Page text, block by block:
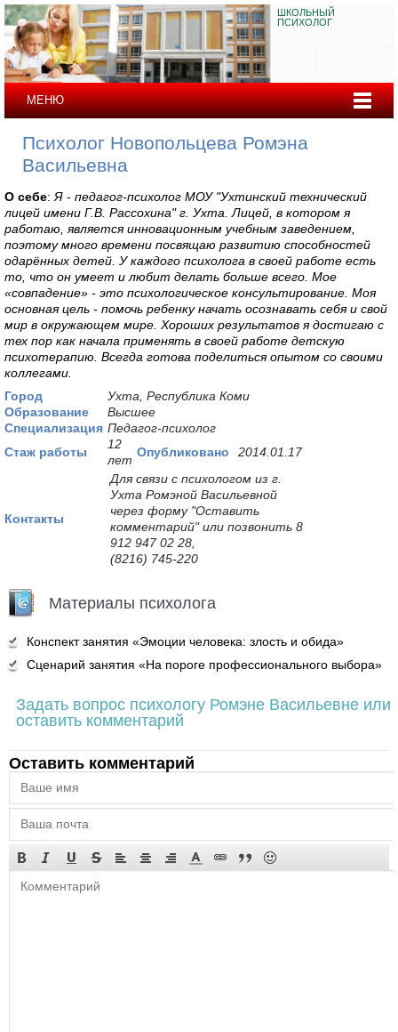
ШКОЛЬНЫЙ
ПСИХОЛОГ
МЕНЮ
Психолог Новопольцева Ромэна
Васильевна
О себе: Я - педагог-психолог МОУ "Ухтинский технический
лицей имени Г.В. Рассохина" г. Ухта. Лицей, в котором я
работаю, является инновационным учебным заведением,
поэтому много времени посвящаю развитию способностей
одарённых детей. У каждого психолога в своей работе есть
то, что он умеет и любит делать больше всего. Мое
«совпадение» - это психологическое консультирование. Моя
основная цель - помочь ребенку начать осознавать себя и свой
мир в окружающем мире. Хороших результатов я достигаю с
тех пор как начала применять в своей работе детскую
психотерапию. Всегда готова поделиться опытом со своими
коллегами.
Город
Ухта, Республика Коми
Образование
Высшее
Специализация Педагог-психолог
Стаж работы
12
лет
Опубликовано 2014.01.17
Контакты
Для связи с психологом из г.
Ухта Ромэной Васильевной
через форму "Оставить
комментарий" или позвонить 8
912 947 02 28,
(8216) 745-220
Материалы психолога
Конспект занятия «Эмоции человека: злость и обида»
Сценарий занятия «На пороге профессионального выбора»
Задать вопрос психологу Ромэне Васильевне или
оставить комментарий
Оставить комментарий